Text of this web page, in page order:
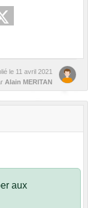
le 11 avril 2021
Alain MERITAN
aux